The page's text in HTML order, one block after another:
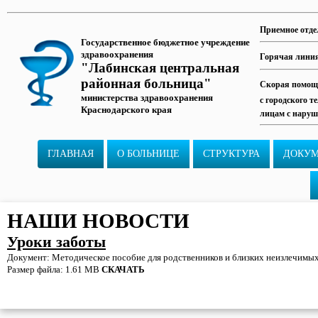
Государственное бюджетное учреждение
здравоохранения
"Лабинская центральная
районная больница"
министерства здравоохранения
Краснодарского края
Приемное
Горячая
Скорая
с городского
лицам с
ГЛАВНАЯ О БОЛЬНИЦЕ СТРУКТУРА
НАШИ НОВОСТИ
Уроки заботы
Документ: Методическое пособие для родственников и близких
Размер файла: 1.61 MB СКАЧАТЬ